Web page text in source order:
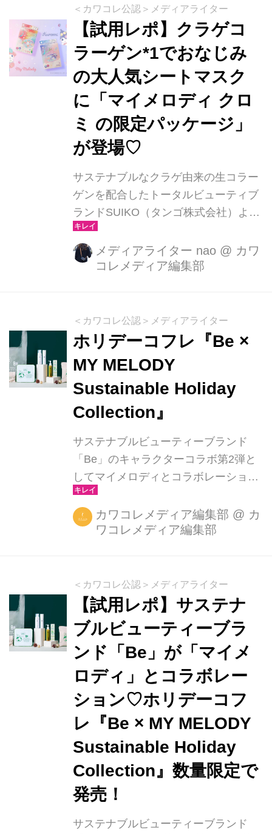
アで販売がスタートします。
＜カワコレ公認＞メディアライター
【試用レポ】クラゲコ
ラーゲン*1でおなじみ
の大人気シートマスク
に「マイメロディ クロ
ミ の限定パッケージ」
が登場♡
サステナブルなクラゲ由来の生コラー
ゲンを配合したトータルビューティブ
ランドSUIKO（タンゴ株式会社）よ
り、人気のシートマスク2種に限定パ
ッケージが登場しています。 （※1:ク
ラゲエキス〈保湿成分〉） 紫外線も乾
状態へ導きます。 商品ラインナップ
●SUIKO HC V5エッセンスマスク マイ
メロディ 5種のビタミン配合で毛穴*2
をケアするシートマスク。 （※2:乾燥
によって開いた毛穴） 今回はさらに保
湿成分としてイチゴ果実エキスをプラ
スしたマイメロディ限定処方になりま
す。 肌の表面に素早く浸透する2種の
水溶性ビタミンに...
メディアライター nao @ カワ
コレメディア編集部
＜カワコレ公認＞メディアライター
ホリデーコフレ『Be ×
MY MELODY
Sustainable Holiday
Collection』
サステナブルビューティーブランド
「Be」のキャラクターコラボ第2弾と
してマイメロディとコラボレーション
したホリデーコフレ『Be × MY
MELODY Sustainable Holiday
Collection』が10月25日（水）より数
「Sustainable Holiday Season」。 今
回のコラボレーションはマイメロディ
が「CLIMATE POSITIVE」という言葉
を思い浮かべているデザインです。街
中が賑わうホリデーシーズンの後は食
品ロスや、華美な包装・使い終わった
もみの木などが大量に廃棄されるとい
っ...
カワコレメディア編集部 @ カ
ワコレメディア編集部
＜カワコレ公認＞メディアライター
【試用レポ】サステナ
ブルビューティーブラ
ンド「Be」が「マイメ
ロディ」とコラボレー
ション♡ホリデーコフ
レ『Be × MY MELODY
Sustainable Holiday
Collection』数量限定で
発売！
サステナブルビューティーブランド